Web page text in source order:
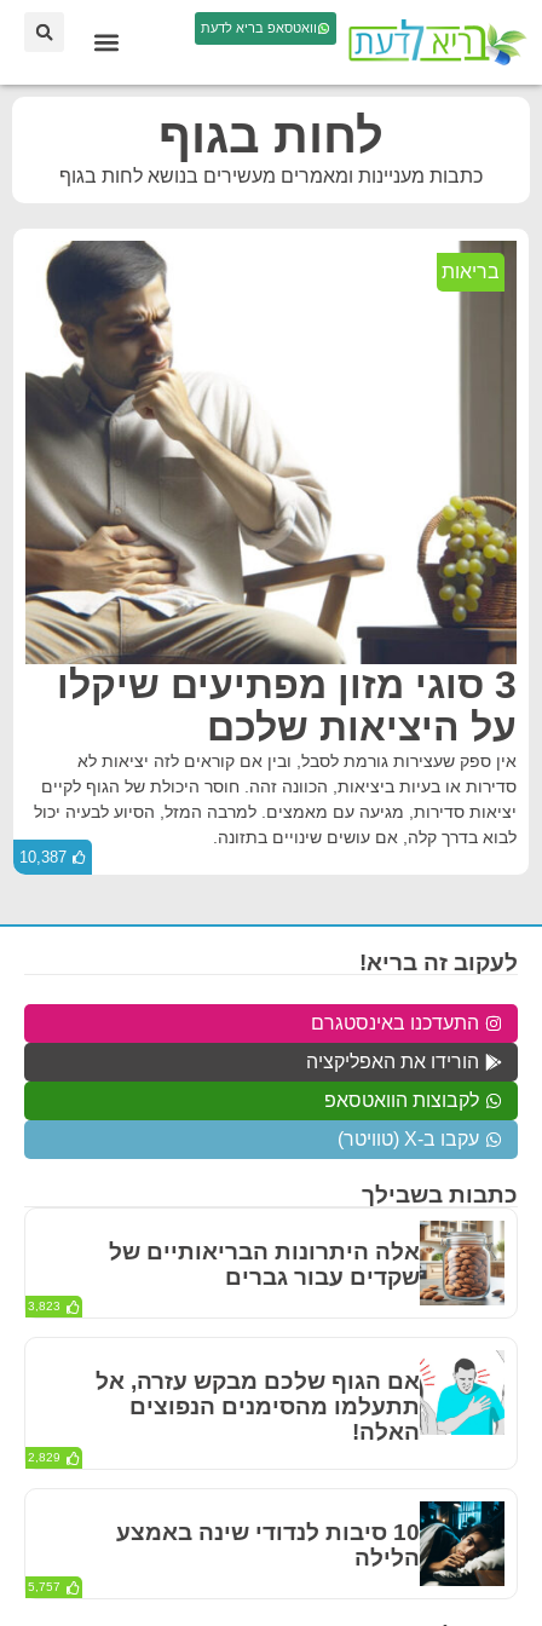
וואטסאפ בריא לדעת
לחות בגוף
כתבות מעניינות ומאמרים מעשירים בנושא לחות בגוף
בריאות
3 סוגי מזון מפתיעים שיקלו
על היציאות שלכם
אין ספק שעצירות גורמת לסבל, ובין אם קוראים לזה יציאות לא
סדירות או בעיות ביציאות, הכוונה זהה. חוסר היכולת של הגוף לקיים
יציאות סדירות, מגיעה עם מאמצים. למרבה המזל, הסיוע לבעיה יכול
לבוא בדרך קלה, אם עושים שינויים בתזונה.
10,387
כתבות בשבילך
אלה היתרונות הבריאותיים של
שקדים עבור גברים
3,823
אם הגוף שלכם מבקש עזרה, אל
תתעלמו מהסימנים הנפוצים
האלה!
2,829
10 סיבות לנדודי שינה באמצע
הלילה
5,757
לעקוב זה בריא!
התעדכנו באינסטגרם
הורידו את האפליקציה
לקבוצות הוואטסאפ
עקבו ב-X (טוויטר)